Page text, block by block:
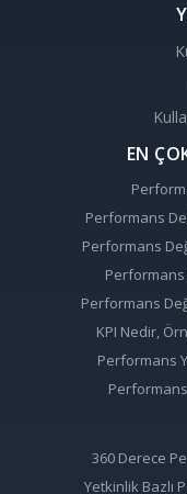
EN
Performans
Performans
Performans
KPI Nedir,
Performans
360 Derece
Yetkinlik Bazlı